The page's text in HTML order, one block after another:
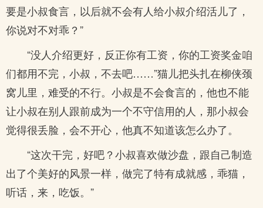
要是小叔食言，以后就不会有人给小叔介绍活儿了，
你说对不对乖？”
“没人介绍更好，反正你有工资，你的工资奖金咱
们都用不完，小叔，不去吧……”猫儿把头扎在柳侠颈
窝儿里，难受的不行。小叔是不会食言的，他也不能
让小叔在别人跟前成为一个不守信用的人，那小叔会
觉得很丢脸，会不开心，他真不知道该怎么办了。
“这次干完，好吧？小叔喜欢做沙盘，跟自己制造
出了个美好的风景一样，做完了特有成就感，乖猫，
听话，来，吃饭。”